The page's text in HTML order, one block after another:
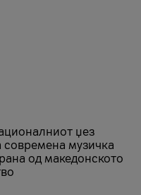
џез
современа музичка
од македонското